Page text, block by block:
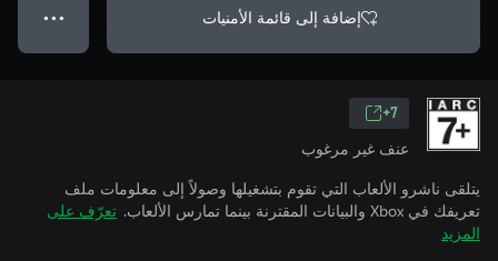
إضافة إلى قائمة الأمنيات ● ● ●
7+
عنف غير مرغوب
يتلقى ناشرو الألعاب التي تقوم بتشغيلها وصولاً إلى معلومات ملف
تعريفك في Xbox والبيانات المقترنة بينما تمارس الألعاب.
تعرّف على
المزيد